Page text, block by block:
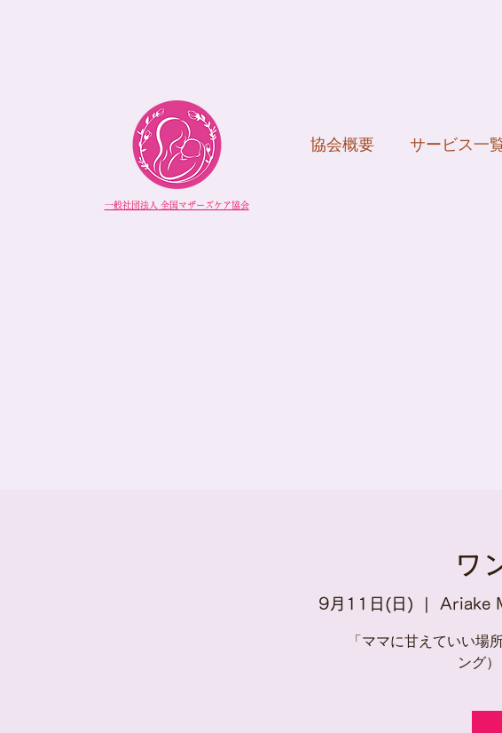
一般社団法人 ​ 全国マザーズケア協会
協会概要 サービス一
ワ
9月11日(日) Ariake
「ママに甘えていい場
ング